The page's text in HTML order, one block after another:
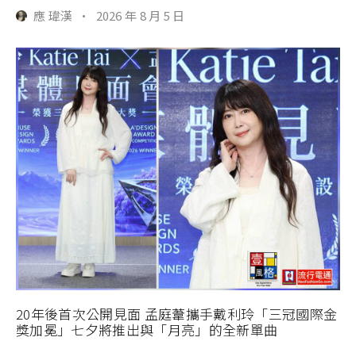
應 瑋漢 · 2026 年 8 月 5 日
20年後首次公開見面 孟庭葦攜手戴利玲「三冠國際金
獎加冕」七夕將推出與「月亮」的全新單曲